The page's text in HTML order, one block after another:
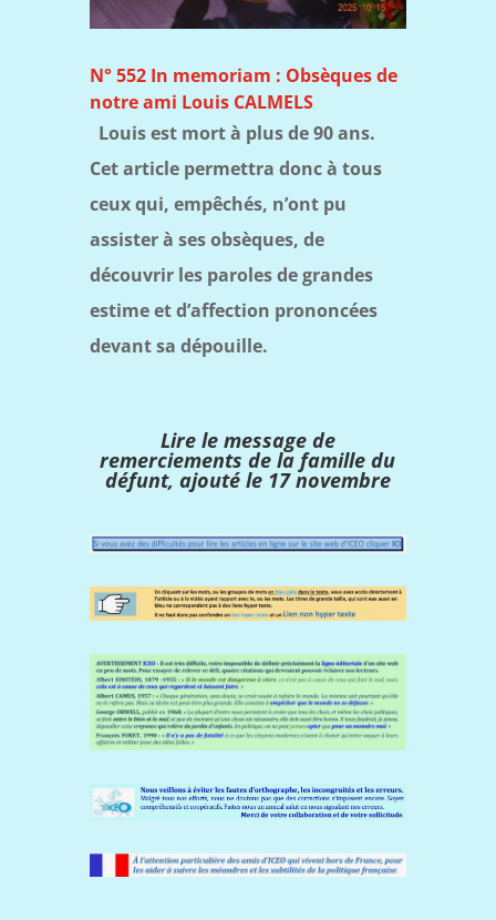
N° 552 In memoriam : Obsèques de
notre ami Louis CALMELS
Louis est mort à plus de 90 ans.
Cet article permettra donc à tous
ceux qui, empêchés, n’ont pu
assister à ses obsèques, de
découvrir les paroles de grandes
estime et d’affection prononcées
devant sa dépouille.
Lire le message de
remerciements de la famille du
défunt, ajouté le 17 novembre